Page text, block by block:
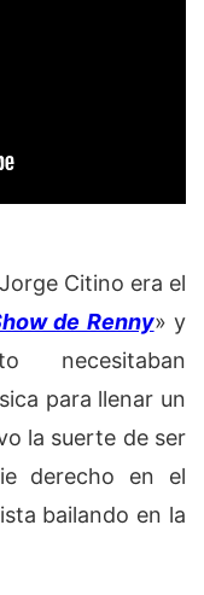
Citino era el
de Renny» y
necesitaban
para llenar un
la suerte de ser
derecho en el
bailando en la